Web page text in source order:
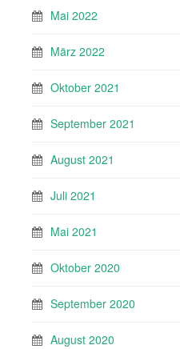
Mai 2022
März 2022
Oktober 2021
September 2021
August 2021
Juli 2021
Mai 2021
Oktober 2020
September 2020
August 2020